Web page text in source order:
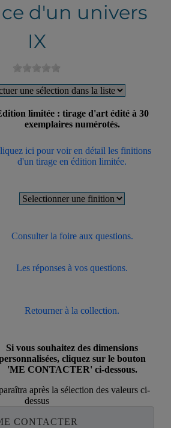
d'un univers
IX
limitée : tirage d'art édité à 30
exemplaires numérotés.
ici pour voir en détail les finitions
d'un tirage en édition limitée.
Consulter la foire aux questions.
Les réponses à vos questions.
Retourner à la collection.
Si vous souhaitez des dimensions
cliquez sur le bouton
'ME CONTACTER' ci-dessous.
après la sélection des valeurs ci-
dessus
CONTACTER